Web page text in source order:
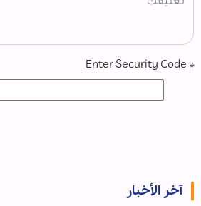
*
آخر الأخبار